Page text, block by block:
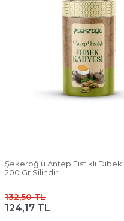
Şekeroğlu Antep Fıstıklı Dibek
200 Gr Silindir
132,50 TL
124,17 TL